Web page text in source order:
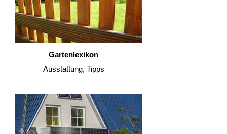
Gartenlexikon
Ausstattung, Tipps